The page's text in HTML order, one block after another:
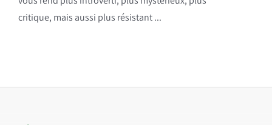
critique, mais aussi plus résistant ...